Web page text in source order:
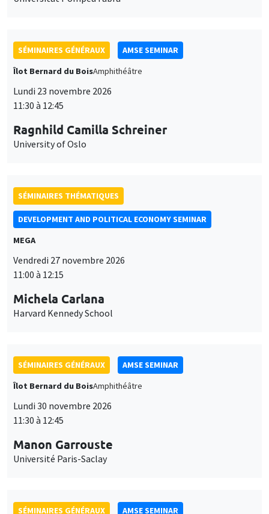
SÉMINAIRES GÉNÉRAUX
AMSE SEMINAR
Îlot Bernard du Bois
Amphithéâtre
Lundi 23 novembre 2026
11:30 à 12:45
Ragnhild Camilla Schreiner
University of Oslo
SÉMINAIRES THÉMATIQUES
DEVELOPMENT AND POLITICAL ECONOMY SEMINAR
MEGA
Vendredi 27 novembre 2026
11:00 à 12:15
Michela Carlana
Harvard Kennedy School
SÉMINAIRES GÉNÉRAUX
AMSE SEMINAR
Îlot Bernard du Bois
Amphithéâtre
Lundi 30 novembre 2026
11:30 à 12:45
Manon Garrouste
Université Paris-Saclay
SÉMINAIRES GÉNÉRAUX AMSE SEMINAR